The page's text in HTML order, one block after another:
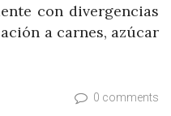
con divergencias
a carnes, azúcar
0 comments